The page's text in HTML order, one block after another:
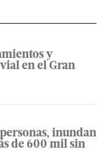
y
en el Gran
inundan
de 600 mil sin